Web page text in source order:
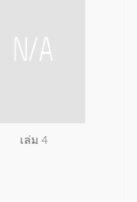
เล่ม 4